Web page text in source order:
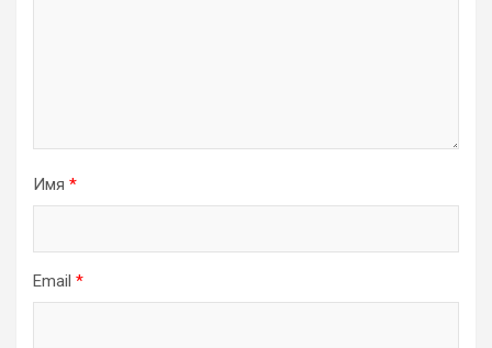
Имя *
Email *